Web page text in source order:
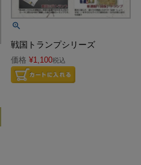
戦国トランプシリーズ
価格 ¥1,100税込